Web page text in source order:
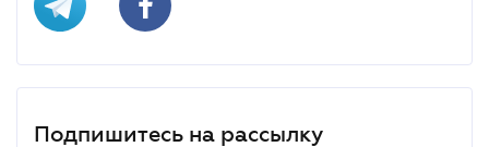
Подпишитесь на рассылку